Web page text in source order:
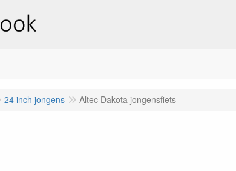
24 inch jongens Altec Dakota jongensfiets